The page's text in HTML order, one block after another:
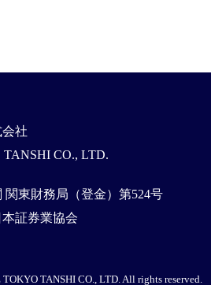
社
CO., LTD.
関東財務局（登金）第524号
証券業協会
TANSHI CO., LTD. All rights reserved.